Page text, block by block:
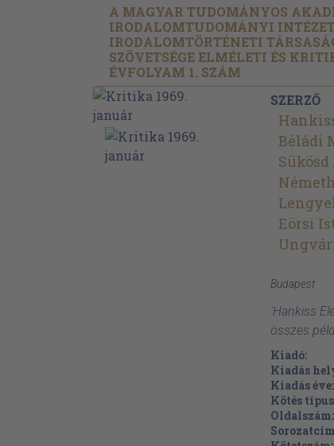
A MAGYAR TUDOMÁNYOS
IRODALOMTUDOMÁNYI
IRODALOMTÖRTÉNETI
SZÖVETSÉGE ELMÉLETI ÉS
ÉVFOLYAM 1. SZÁM
SZERZŐ
Béládi
Eörsi
Budapest
'Hankiss
összes
Kiadó:
Kiadás
Kiadás éve:
Kötés
Oldalszám: